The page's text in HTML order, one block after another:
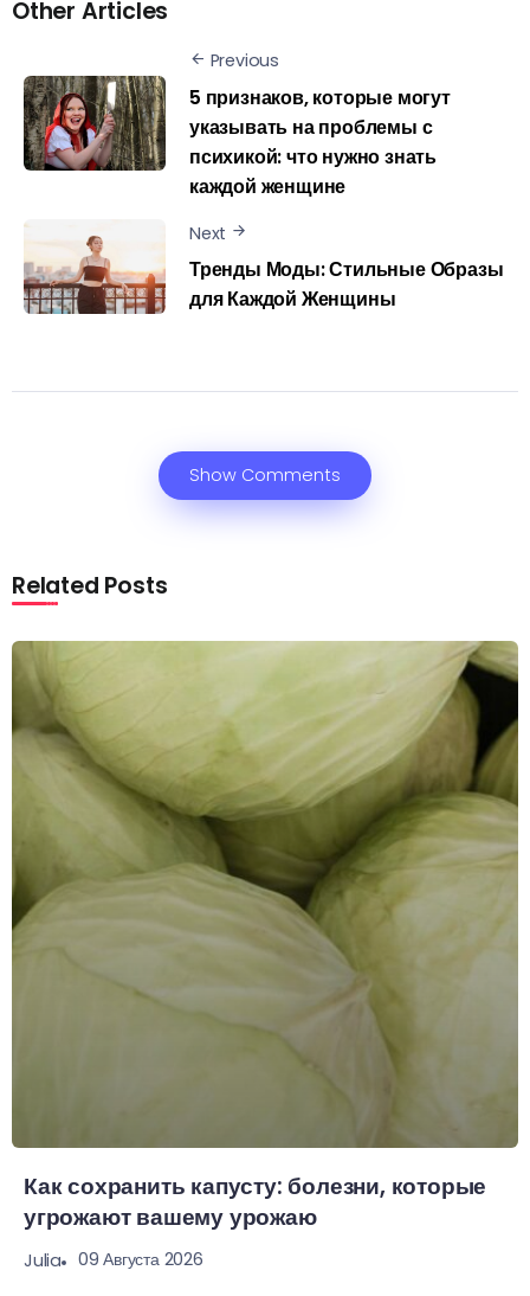
Other Articles
Previous
5 признаков, которые могут
указывать на проблемы с
психикой: что нужно знать
каждой женщине
Next
Тренды Моды: Стильные Образы
для Каждой Женщины
Show Comments
Related Posts
Как сохранить капусту: болезни, которые
угрожают вашему урожаю
Julia 09 Августа 2026